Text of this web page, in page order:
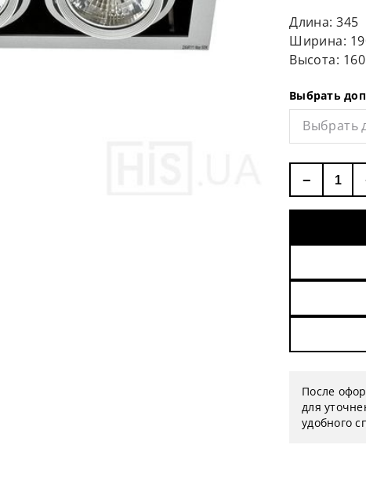
Длина: 345
Ширина:
Высота: 160
Выбрать
Выбрать
−
После
для
удобного